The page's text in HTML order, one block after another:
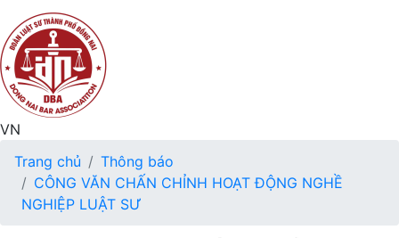
VN
Trang chủ
Thông báo
CÔNG VĂN CHẤN CHỈNH HOẠT ĐỘNG NGHỀ
NGHIỆP LUẬT SƯ